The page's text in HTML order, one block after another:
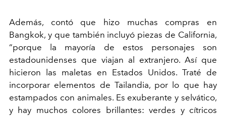
Además, contó que hizo muchas compras en
Bangkok, y que también incluyó piezas de California,
“porque la mayoría de estos personajes son
estadounidenses que viajan al extranjero. Así que
hicieron las maletas en Estados Unidos. Traté de
incorporar elementos de Tailandia, por lo que hay
estampados con animales. Es exuberante y selvático,
y hay muchos colores brillantes: verdes y cítricos